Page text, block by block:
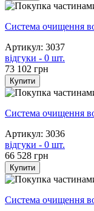
Система очищення
Артикул: 3037
відгуки - 0 шт.
73 102 грн
Купити
Система очищення
Артикул: 3036
відгуки - 0 шт.
66 528 грн
Купити
Система очищення